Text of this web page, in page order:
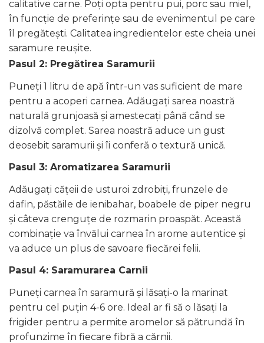
calitative carne. Poți opta pentru pui, porc sau miel,
în funcție de preferințe sau de evenimentul pe care
îl pregătești. Calitatea ingredientelor este cheia unei
saramure reușite.
Pasul 2: Pregătirea Saramurii
Puneți 1 litru de apă într-un vas suficient de mare
pentru a acoperi carnea. Adăugați sarea noastră
naturală grunjoasă și amestecați până când se
dizolvă complet. Sarea noastră aduce un gust
deosebit saramurii și îi conferă o textură unică.
Pasul 3: Aromatizarea Saramurii
Adăugați cățeii de usturoi zdrobiți, frunzele de
dafin, păstăile de ienibahar, boabele de piper negru
și câteva crenguțe de rozmarin proaspăt. Această
combinație va învălui carnea în arome autentice și
va aduce un plus de savoare fiecărei felii.
Pasul 4: Saramurarea Carnii
Puneți carnea în saramură și lăsați-o la marinat
pentru cel puțin 4-6 ore. Ideal ar fi să o lăsați la
frigider pentru a permite aromelor să pătrundă în
profunzime în fiecare fibră a cărnii.